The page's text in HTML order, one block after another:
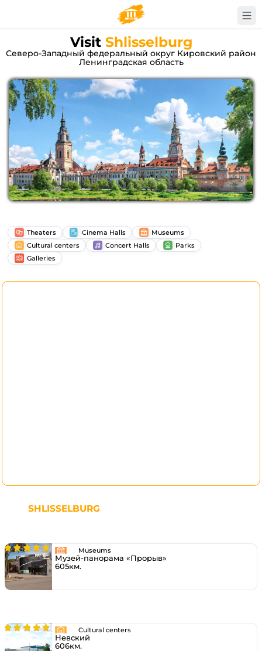
Visit Shlisselburg
Северо-Западный федеральный округ Кировский район
Ленинградская область
Theaters Cinema Halls
Museums
Cultural centers
Concert Halls
Parks
Galleries
SHLISSELBURG
Museums
Музей-панорама «Прорыв»
605км.
Cultural centers
Невский
606км.